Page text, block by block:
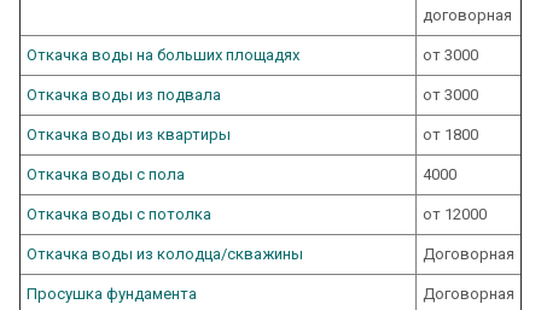
договорная
Откачка воды на больших площадях от 3000
Откачка воды из подвала от 3000
Откачка воды из квартиры от 1800
Откачка воды с пола 4000
Откачка воды с потолка от 12000
Откачка воды из колодца/скважины Договорная
Просушка фундамента Договорная